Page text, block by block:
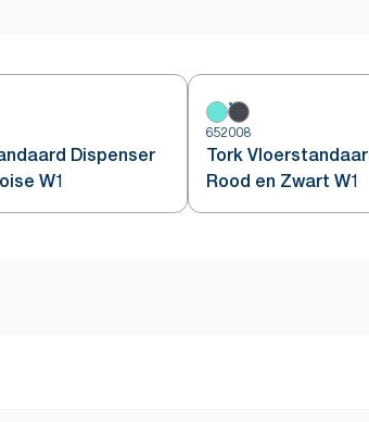
Dispenser
W1
652008
Tork
Rood en Zwart W1